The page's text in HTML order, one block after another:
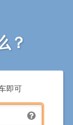
？
即可